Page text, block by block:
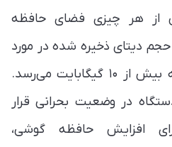
از هر چیزی فضای حافظه
دیتای ذخیره شده در مورد
برخی از بازی‌های جدید به بیش از ۱۰ گیگابایت می‌رسد.
در وضعیت بحرانی قرار
افزایش حافظه گوشی،